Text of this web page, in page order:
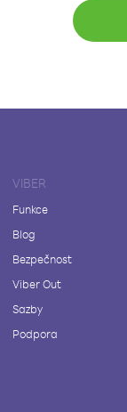
VIBER
Funkce
Blog
Bezpečnost
Viber Out
Sazby
Podpora